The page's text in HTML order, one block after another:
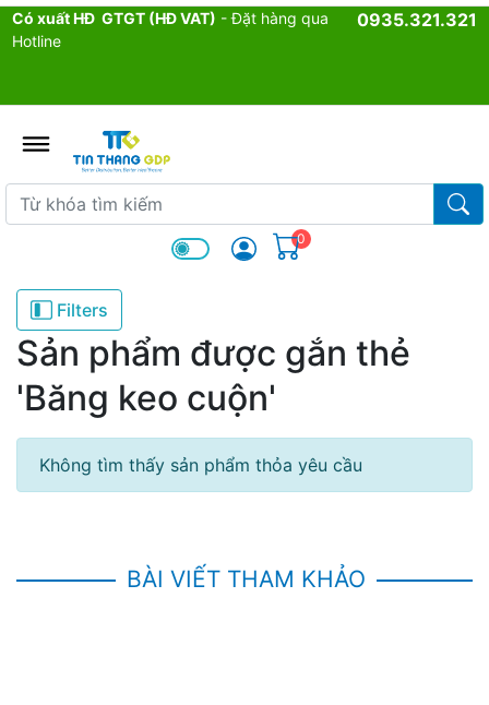
Có xuất HĐ GTGT (HĐ VAT) - Đặt hàng qua
Hotline
0935.321.321
Từ khóa tìm kiếm
Từ
0
Filters
Sản phẩm được gắn thẻ
'Băng keo cuộn'
Không tìm thấy sản phẩm thỏa yêu cầu
BÀI VIẾT THAM KHẢO